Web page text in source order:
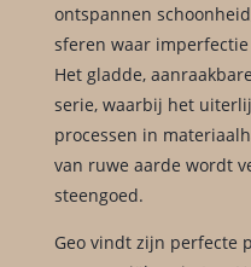
ontspannen
sferen waar
Het gladde,
serie, waarbij het
processen in
van ruwe aarde wordt
steengoed.
Geo vindt zijn perfecte